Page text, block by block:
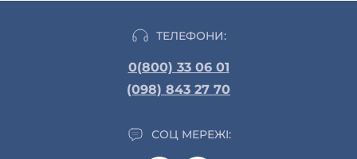
ТЕЛЕФОНИ:
0(800) 33 06 01
(098) 843 27 70
СОЦ МЕРЕЖІ: